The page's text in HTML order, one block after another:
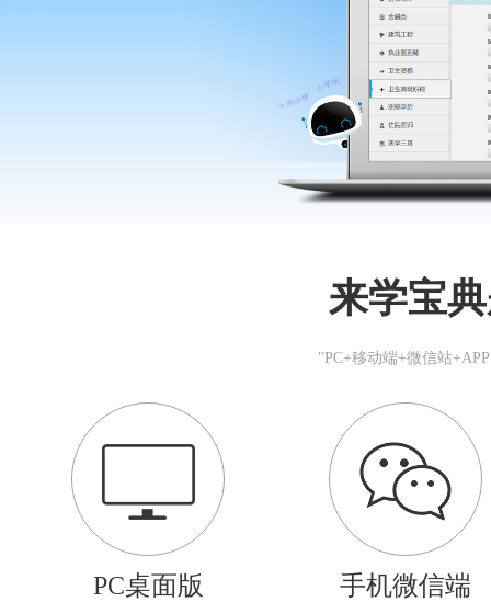
来学宝
"PC+移动端+微信站
PC桌面版 手机微信端